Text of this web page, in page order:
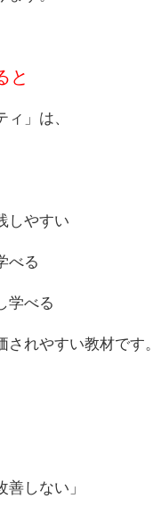
と
ィ」は、
しやすい
べる
学べる
されやすい教材です。
善しない」